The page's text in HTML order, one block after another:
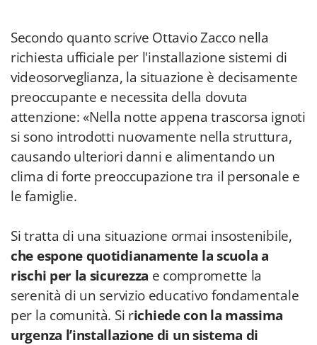
Secondo quanto scrive Ottavio Zacco nella
richiesta ufficiale per l'installazione sistemi di
videosorveglianza, la situazione è decisamente
preoccupante e necessita della dovuta
attenzione: «Nella notte appena trascorsa ignoti
si sono introdotti nuovamente nella struttura,
causando ulteriori danni e alimentando un
clima di forte preoccupazione tra il personale e
le famiglie.
Si tratta di una situazione ormai insostenibile,
che espone quotidianamente la scuola a
rischi per la sicurezza e compromette la
serenità di un servizio educativo fondamentale
per la comunità. Si richiede con la massima
urgenza l’installazione di un sistema di